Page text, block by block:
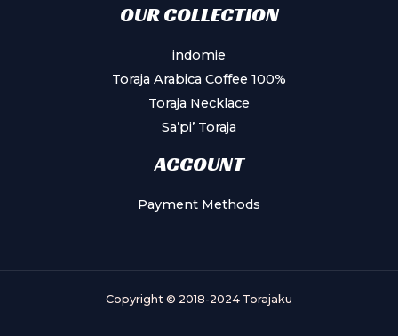
OUR COLLECTION
indomie
Toraja Arabica Coffee 100%
Toraja Necklace
Sa’pi’ Toraja
ACCOUNT
Payment Methods
Copyright © 2018-2024 Torajaku